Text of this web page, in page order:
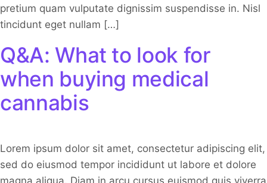
pretium quam vulputate dignissim suspendisse in. Nisl
tincidunt eget nullam […]
Q&A: What to look for
when buying medical
cannabis
Lorem ipsum dolor sit amet, consectetur adipiscing elit,
sed do eiusmod tempor incididunt ut labore et dolore
magna aliqua. Diam in arcu cursus euismod quis viverra